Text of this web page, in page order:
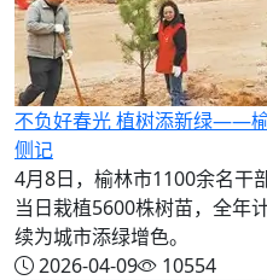
不负好春光 植树添新绿——
侧记
4月8日，榆林市1100余名干
当日栽植5600株树苗，全年
续为城市添绿增色。
2026-04-09
10554